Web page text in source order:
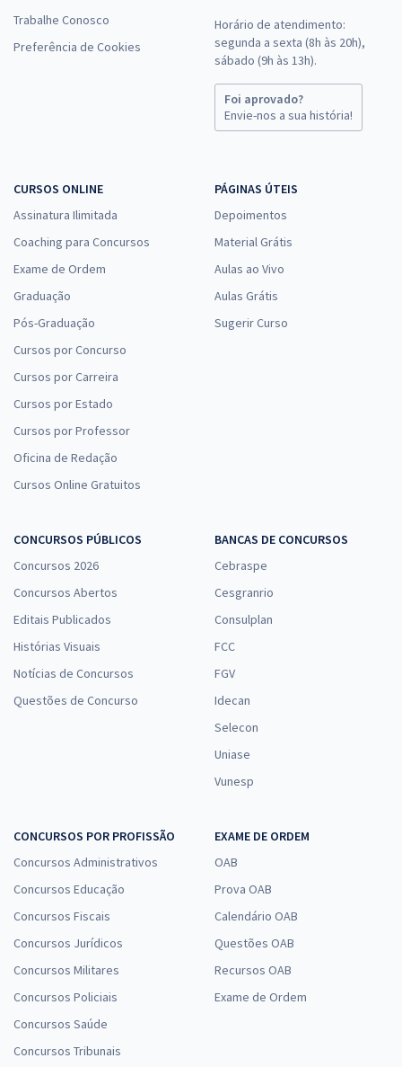
Trabalhe Conosco
Preferência de Cookies
Horário de atendimento:
segunda a sexta (8h às 20h),
sábado (9h às 13h).
Foi aprovado?
Envie-nos a sua história!
CURSOS ONLINE
Assinatura Ilimitada
Coaching para Concursos
Exame de Ordem
Graduação
Pós-Graduação
Cursos por Concurso
Cursos por Carreira
Cursos por Estado
Cursos por Professor
Oficina de Redação
Cursos Online Gratuitos
PÁGINAS ÚTEIS
Depoimentos
Material Grátis
Aulas ao Vivo
Aulas Grátis
Sugerir Curso
CONCURSOS PÚBLICOS
Concursos 2026
Concursos Abertos
Editais Publicados
Histórias Visuais
Notícias de Concursos
Questões de Concurso
BANCAS DE CONCURSOS
Cebraspe
Cesgranrio
Consulplan
FCC
FGV
Idecan
Selecon
Uniase
Vunesp
CONCURSOS POR PROFISSÃO
Concursos Administrativos
Concursos Educação
Concursos Fiscais
Concursos Jurídicos
Concursos Militares
Concursos Policiais
Concursos Saúde
Concursos Tribunais
EXAME DE ORDEM
OAB
Prova OAB
Calendário OAB
Questões OAB
Recursos OAB
Exame de Ordem